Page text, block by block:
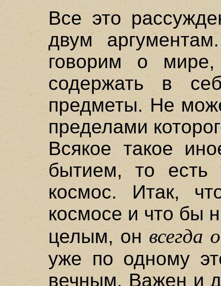
Все это
двум
говорим о
содержать в
предметы. Не
пределами
Всякое такое
бытием, то есть
космос. Итак,
космосе и что бы
целым, онвсегда
уже по одному
вечным. Важен и